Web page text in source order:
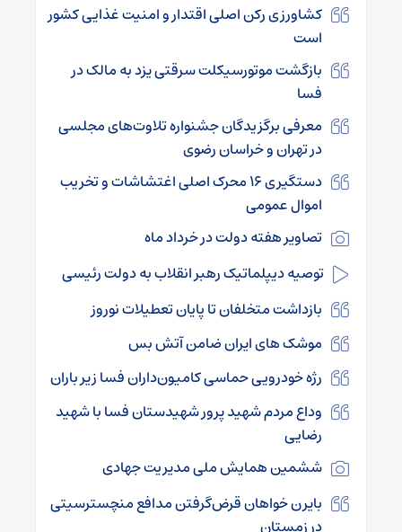
کشاورزی رکن اصلی اقتدار و امنیت غذایی کشور
است
بازگشت موتورسیکلت سرقتی یزد به مالک در
فسا
معرفی برگزیدگان جشنواره تلاوت‌های مجلسی
در تهران و خراسان رضوی
دستگیری ۱۶ محرک اصلی اغتشاشات و تخریب
اموال عمومی
تصاویر هفته دولت در خرداد ماه
توصیه دیپلماتیک رهبر انقلاب به دولت رئیسی
بازداشت متخلفان تا پایان تعطیلات نوروز
موشک های ایران ضامن آتش بس
رژه خودرویی حماسی کامیون‌داران فسا زیر باران
وداع مردم شهید پرور شهیدستان فسا با شهید
رضایی
ششمین همایش ملی مدیریت جهادی
بایرن خواهان قرض‌گرفتن مدافع منچسترسیتی
در زمستان